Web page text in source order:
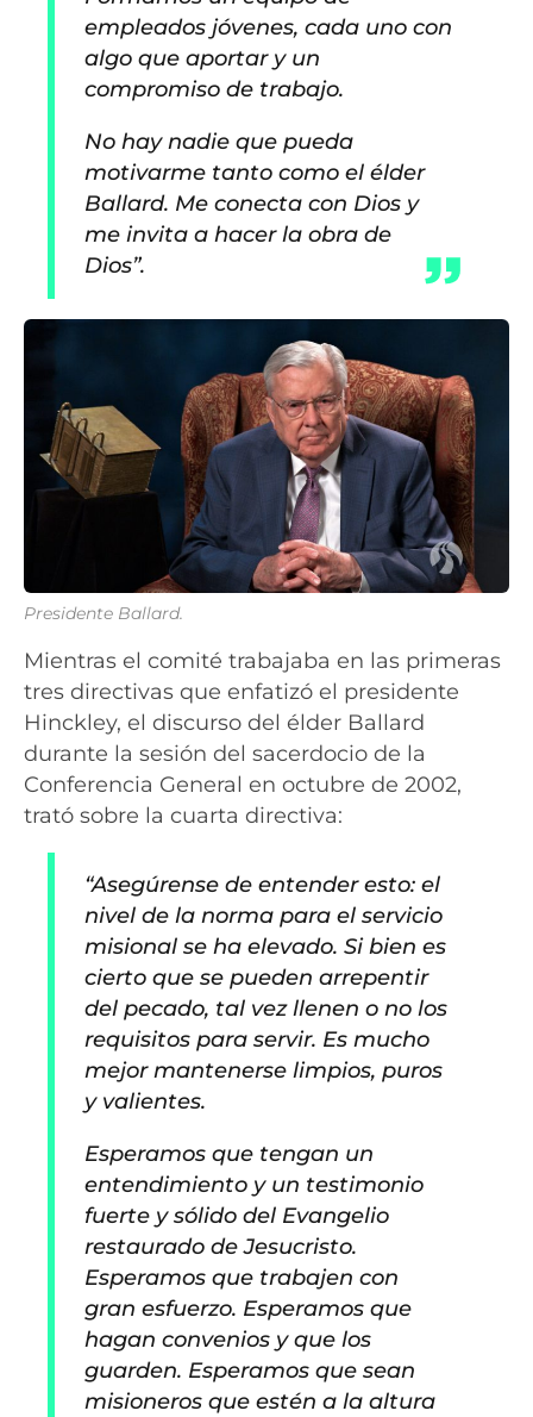
empleados jóvenes, cada uno con
algo que aportar y un
compromiso de trabajo.
No hay nadie que pueda
motivarme tanto como el élder
Ballard. Me conecta con Dios y
me invita a hacer la obra de
Dios”.
Presidente Ballard.
Mientras el comité trabajaba en las primeras
tres directivas que enfatizó el presidente
Hinckley, el discurso del élder Ballard
durante la sesión del sacerdocio de la
Conferencia General en octubre de 2002,
trató sobre la cuarta directiva:
“Asegúrense de entender esto: el
nivel de la norma para el servicio
misional se ha elevado. Si bien es
cierto que se pueden arrepentir
del pecado, tal vez llenen o no los
requisitos para servir. Es mucho
mejor mantenerse limpios, puros
y valientes.
Esperamos que tengan un
entendimiento y un testimonio
fuerte y sólido del Evangelio
restaurado de Jesucristo.
Esperamos que trabajen con
gran esfuerzo. Esperamos que
hagan convenios y que los
guarden. Esperamos que sean
misioneros que estén a la altura